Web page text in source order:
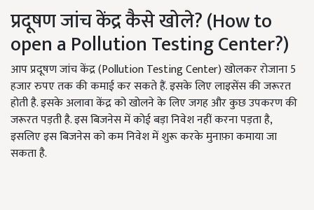
प्रदूषण जांच केंद्र कैसे खोले? (How to
open a Pollution Testing Center?)
आप प्रदूषण जांच केंद्र (Pollution Testing Center) खोलकर रोजाना 5
हजार रुपए तक की कमाई कर सकते हैं. इसके लिए लाइसेंस की जरूरत
होती है. इसके अलावा केंद्र को खोलने के लिए जगह और कुछ उपकरण की
जरूरत पड़ती है. इस बिजनेस में कोई बड़ा निवेश नहीं करना पड़ता है,
इसलिए इस बिजनेस को कम निवेश में शुरू करके मुनाफ़ा कमाया जा
सकता है.